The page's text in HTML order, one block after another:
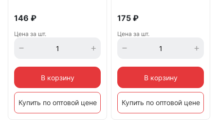
146 ₽
Цена за шт.
В корзину
Купить по оптовой цене
175 ₽
Цена за шт.
В корзину
Купить по оптовой цене